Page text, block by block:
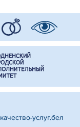
качество-услуг.бел